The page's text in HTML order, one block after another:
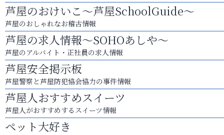
芦屋のおけいこ～芦屋SchoolGuide～
芦屋のおしゃれなお稽古情報
芦屋の求人情報～SOHOあしや～
芦屋のアルバイト・正社員の求人情報
芦屋安全掲示板
芦屋警察と芦屋防犯協会協力の事件情報
芦屋人おすすめスイーツ
芦屋人がおすすめするスイーツ情報
ペット大好き